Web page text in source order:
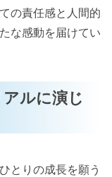
の責任感と人間的
な感動を届けてい
ルに演じ
とりの成長を願う